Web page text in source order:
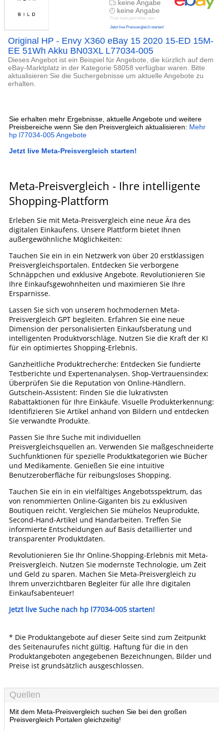
keine Angabe
keine Angabe
Preis kann jetzt höher sein
Jetzt live Preisvergleich starten!
Original HP - Envy X360 eBay 15 2020 15-ED 15M-
EE 51Wh Akku BN03XL L77034-005
Dieses Angebot ist ein Beispiel für Angebote, die kürzlich auf dem
eBay-Marktplatz in der Kategorie 58058 verfügbar waren. Bitte
aktualisieren Sie die Suchergebnisse um aktuelle Angebote zu
erhalten.
Sie erhalten mehr Ergebnisse, aktuelle Angebote und weitere
Preisbereiche wenn Sie den Preisvergleich aktualisieren: Mehr
hp l77034-005 Angebote
Jetzt live Meta-Preisvergleich starten!
Meta-Preisvergleich - Ihre intelligente
Shopping-Plattform
Erleben Sie mit Meta-Preisvergleich eine neue Ära des
digitalen Einkaufens. Unsere Plattform bietet Ihnen
außergewöhnliche Möglichkeiten:
Tauchen Sie ein in ein Netzwerk von über 20 erstklassigen
Preisvergleichsportalen. Entdecken Sie verborgene
Schnäppchen und exklusive Angebote. Revolutionieren Sie
Ihre Einkaufsgewohnheiten und maximieren Sie Ihre
Ersparnisse.
Lassen Sie sich von unserem hochmodernen Meta-
Preisvergleich GPT begleiten. Erfahren Sie eine neue
Dimension der personalisierten Einkaufsberatung und
intelligenten Produktvorschläge. Nutzen Sie die Kraft der KI
für ein optimiertes Shopping-Erlebnis.
Ganzheitliche Produktrecherche: Entdecken Sie fundierte
Testberichte und Expertenanalysen. Shop-Vertrauensindex:
Überprüfen Sie die Reputation von Online-Händlern.
Gutschein-Assistent: Finden Sie die lukrativsten
Rabattaktionen für Ihre Einkäufe. Visuelle Produkterkennung:
Identifizieren Sie Artikel anhand von Bildern und entdecken
Sie verwandte Produkte.
Passen Sie Ihre Suche mit individuellen
Preisvergleichsquellen an. Verwenden Sie maßgeschneiderte
Suchfunktionen für spezielle Produktkategorien wie Bücher
und Medikamente. Genießen Sie eine intuitive
Benutzeroberfläche für reibungsloses Shopping.
Tauchen Sie ein in ein vielfältiges Angebotsspektrum, das
von renommierten Online-Giganten bis zu exklusiven
Boutiquen reicht. Vergleichen Sie mühelos Neuprodukte,
Second-Hand-Artikel und Handarbeiten. Treffen Sie
informierte Entscheidungen auf Basis detaillierter und
transparenter Produktdaten.
Revolutionieren Sie Ihr Online-Shopping-Erlebnis mit Meta-
Preisvergleich. Nutzen Sie modernste Technologie, um Zeit
und Geld zu sparen. Machen Sie Meta-Preisvergleich zu
Ihrem unverzichtbaren Begleiter für alle Ihre digitalen
Einkaufsabenteuer!
Jetzt live Suche nach hp l77034-005 starten!
* Die Produktangebote auf dieser Seite sind zum Zeitpunkt
des Seitenaurufes nicht gültig. Haftung für die in den
Produktangeboten angegebenen Bezeichnungen, Bilder und
Preise ist grundsätzlich ausgeschlossen.
Quellen
Mit dem Meta-Preisvergleich suchen Sie bei den großen
Preisvergleich Portalen gleichzeitig!